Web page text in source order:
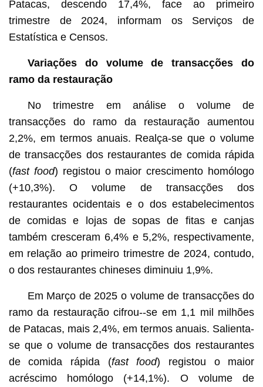
Patacas, descendo 17,4%, face ao primeiro
trimestre de 2024, informam os Serviços de
Estatística e Censos.
Variações do volume de transacções do
ramo da restauração
No trimestre em análise o volume de
transacções do ramo da restauração aumentou
2,2%, em termos anuais. Realça-se que o volume
de transacções dos restaurantes de comida rápida
(fast food) registou o maior crescimento homólogo
(+10,3%). O volume de transacções dos
restaurantes ocidentais e o dos estabelecimentos
de comidas e lojas de sopas de fitas e canjas
também cresceram 6,4% e 5,2%, respectivamente,
em relação ao primeiro trimestre de 2024, contudo,
o dos restaurantes chineses diminuiu 1,9%.
Em Março de 2025 o volume de transacções do
ramo da restauração cifrou--se em 1,1 mil milhões
de Patacas, mais 2,4%, em termos anuais. Salienta-
se que o volume de transacções dos restaurantes
de comida rápida (fast food) registou o maior
acréscimo homólogo (+14,1%). O volume de